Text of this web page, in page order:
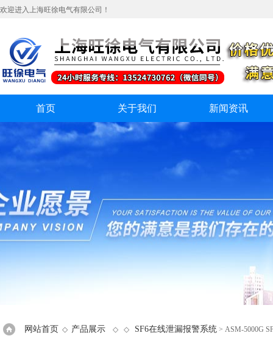
欢迎进入上海旺徐电气有限公司！
首页 关于我们 新闻资讯
网站首页 ◇ 产品展示 ◇ ◇ SF6在线泄漏报警系统 > ASM-5000G